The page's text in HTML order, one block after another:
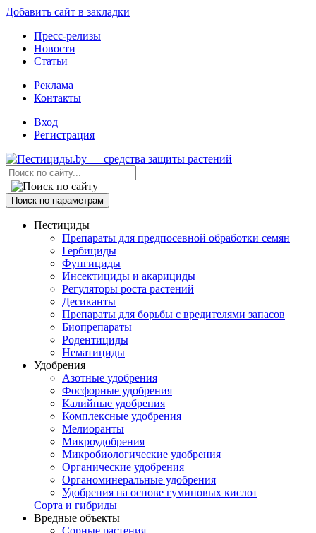
Добавить сайт в закладки
Пресс-релизы
Новости
Статьи
Реклама
Контакты
Вход
Регистрация
Поиск по параметрам
Пестициды
Препараты для предпосевной обработки семян
Гербициды
Фунгициды
Инсектициды и акарициды
Регуляторы роста растений
Десиканты
Препараты для борьбы с вредителями запасов
Биопрепараты
Родентициды
Нематициды
Удобрения
Азотные удобрения
Фосфорные удобрения
Калийные удобрения
Комплексные удобрения
Мелиоранты
Микроудобрения
Микробиологические удобрения
Органические удобрения
Органоминеральные удобрения
Удобрения на основе гуминовых кислот
Сорта и гибриды
Вредные объекты
Сорные растения